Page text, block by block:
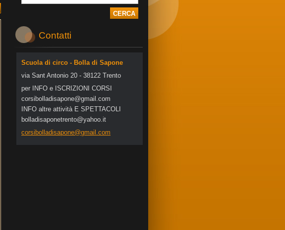
Contatti
Scuola di circo - Bolla di Sapone
via Sant Antonio 20 - 38122 Trento
per INFO e ISCRIZIONI CORSI
corsibol ladisapone@gmail .com
INFO altre attività E SPETTACOLI
bolladisaponetrento@yahoo.it
corsibolladisapone@gmail.com